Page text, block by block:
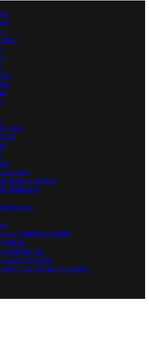
Individualreisen
Radreisen
Kindertagesstätte
Sie uns
Fragen
Geschäftsbedingungen